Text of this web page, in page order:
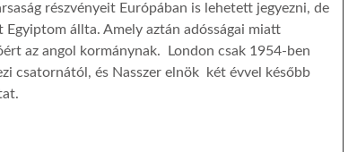
részvényeit Európában is lehetett jegyezni, de
állta. Amely aztán adósságai miatt
az angol kormánynak. London csak 1954-ben
csatornától, és Nasszer elnök két évvel később